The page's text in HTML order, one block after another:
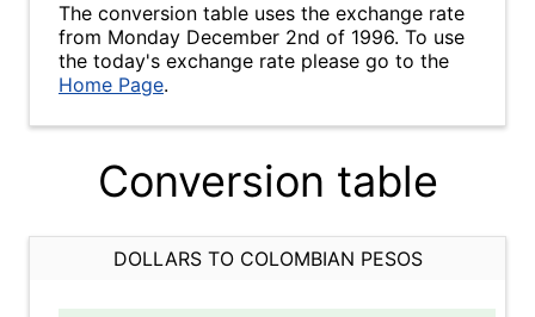
The conversion table uses the exchange rate
from Monday December 2nd of 1996. To use
the today's exchange rate please go to the
Home Page.
Conversion table
DOLLARS TO COLOMBIAN PESOS